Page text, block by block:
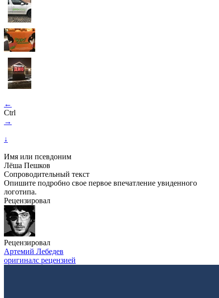
←
Ctrl
→
↓
Имя или псевдоним
Лёша Пешков
Сопроводительный текст
Опишите подробно свое первое впечатление увиденного
логотипа.
Рецензировал
Рецензировал
Артемий Лебедев
оригиналс рецензией